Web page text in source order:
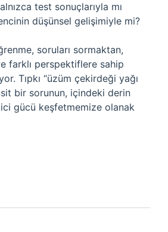
test sonuçlarıyla mı
düşünsel gelişimiyle mi?
soruları sormaktan,
farklı perspektiflere sahip
Tıpkı “üzüm çekirdeği yağı
bir sorunun, içindeki derin
gücü keşfetmemize olanak